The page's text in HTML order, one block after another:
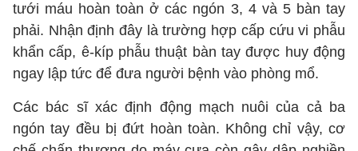
tưới máu hoàn toàn ở các ngón 3, 4 và 5 bàn tay
phải. Nhận định đây là trường hợp cấp cứu vi phẫu
khẩn cấp, ê-kíp phẫu thuật bàn tay được huy động
ngay lập tức để đưa người bệnh vào phòng mổ.
Các bác sĩ xác định động mạch nuôi của cả ba
ngón tay đều bị đứt hoàn toàn. Không chỉ vậy, cơ